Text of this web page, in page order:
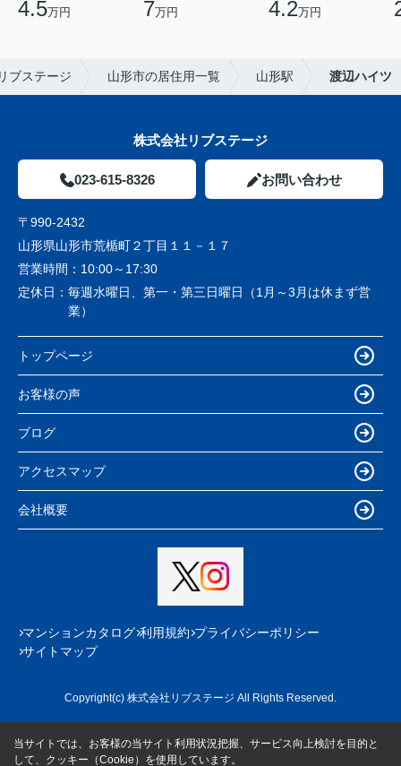
4.5万円 7万円 4.2万円
ブステージ 山形市の居住用一覧 山形駅 渡辺ハイツ
株式会社リブステージ
023-615-8326 お問い合わせ
〒990-2432
山形県山形市荒楯町２丁目１１－１７
営業時間： 10:00～17:30
定休日： 毎週水曜日、第一・第三日曜日（1月～3月は休まず営
業）
トップページ
お客様の声
ブログ
アクセスマップ
会社概要
マンションカタログ 利用規約 プライバシーポリシー
サイトマップ
Copyright(c) 株式会社リブステージ All Rights Reserved.
当サイトでは、お客様の当サイト利用状況把握、サービス向上検討を目的と
して、クッキー（Cookie）を使用しています。